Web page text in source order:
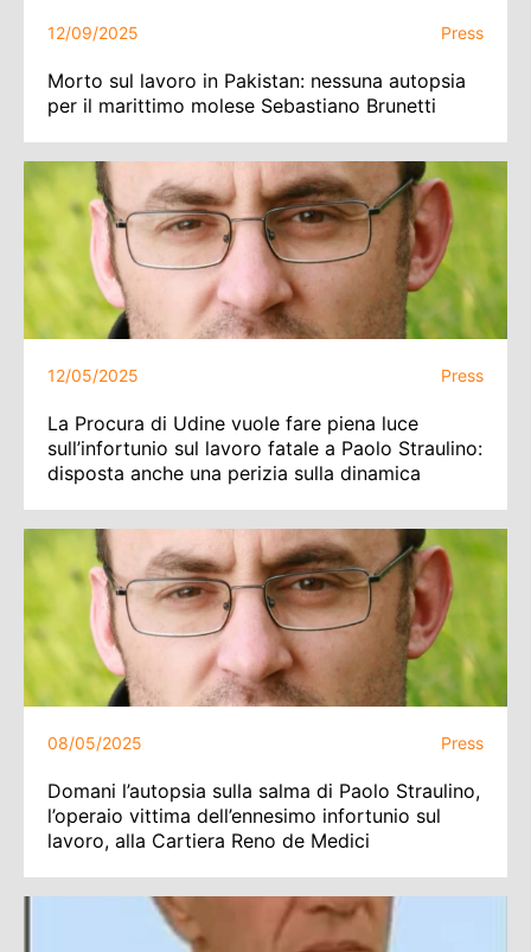
12/09/2025 Press
Morto sul lavoro in Pakistan: nessuna autopsia
per il marittimo molese Sebastiano Brunetti
12/05/2025 Press
La Procura di Udine vuole fare piena luce
sull’infortunio sul lavoro fatale a Paolo Straulino:
disposta anche una perizia sulla dinamica
08/05/2025 Press
Domani l’autopsia sulla salma di Paolo Straulino,
l’operaio vittima dell’ennesimo infortunio sul
lavoro, alla Cartiera Reno de Medici